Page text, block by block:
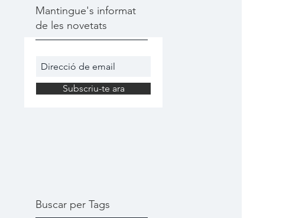
Mantingue's informat
de les novetats
Subscriu-te ara
Buscar per Tags